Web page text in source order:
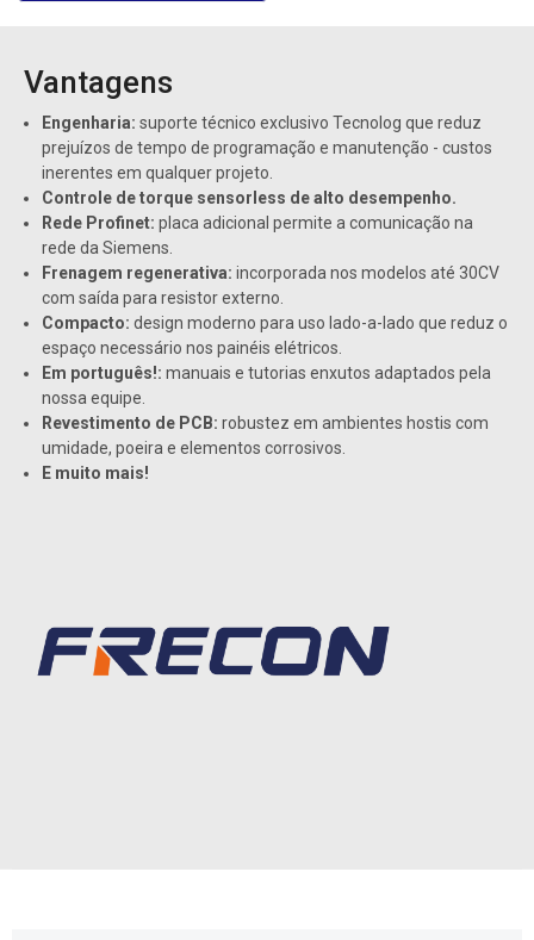
Vantagens
Engenharia: suporte técnico exclusivo Tecnolog que reduz
prejuízos de tempo de programação e manutenção - custos
inerentes em qualquer projeto.
Controle de torque sensorless de alto desempenho.
Rede Profinet: placa adicional permite a comunicação na
rede da Siemens.
Frenagem regenerativa: incorporada nos modelos até 30CV
com saída para resistor externo.
Compacto: design moderno para uso lado-a-lado que reduz o
espaço necessário nos painéis elétricos.
Em português!: manuais e tutorias enxutos adaptados pela
nossa equipe.
Revestimento de PCB: robustez em ambientes hostis com
umidade, poeira e elementos corrosivos.
E muito mais!